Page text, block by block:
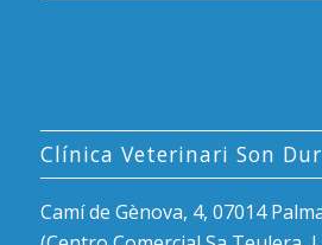
Clínica Veterinari Son
Camí de Gènova, 4, 07014